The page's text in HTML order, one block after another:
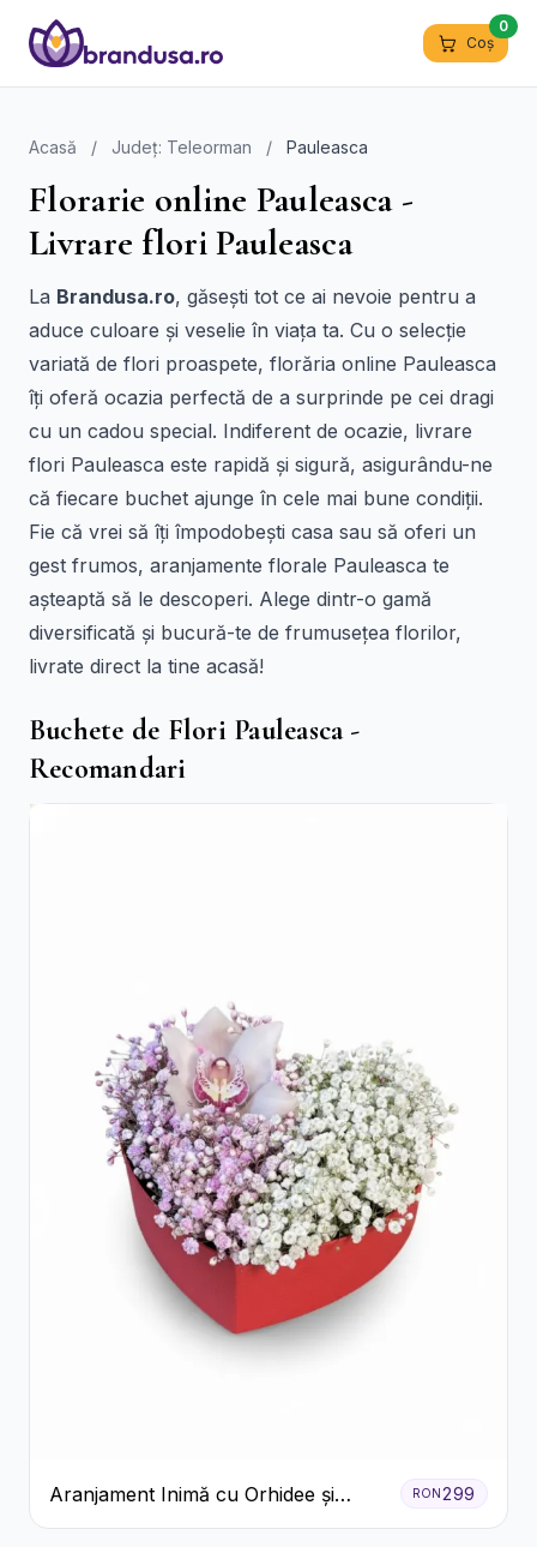
Coș
0
Acasă / Județ: Teleorman / Pauleasca
Florarie online Pauleasca -
Livrare flori Pauleasca
La Brandusa.ro, găsești tot ce ai nevoie pentru a
aduce culoare și veselie în viața ta. Cu o selecție
variată de flori proaspete, florăria online Pauleasca
îți oferă ocazia perfectă de a surprinde pe cei dragi
cu un cadou special. Indiferent de ocazie, livrare
flori Pauleasca este rapidă și sigură, asigurându-ne
că fiecare buchet ajunge în cele mai bune condiții.
Fie că vrei să îți împodobești casa sau să oferi un
gest frumos, aranjamente florale Pauleasca te
așteaptă să le descoperi. Alege dintr-o gamă
diversificată și bucură-te de frumusețea florilor,
livrate direct la tine acasă!
Buchete de Flori Pauleasca -
Recomandari
Aranjament Inimă cu Orhidee și
Floarea Miresei
RON299